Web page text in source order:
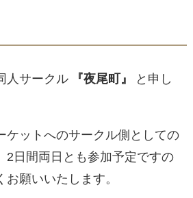
人サークル 『夜尾町』
と申し
ットへのサークル側としての
2日間両日とも参加予定ですの
願いいたします。